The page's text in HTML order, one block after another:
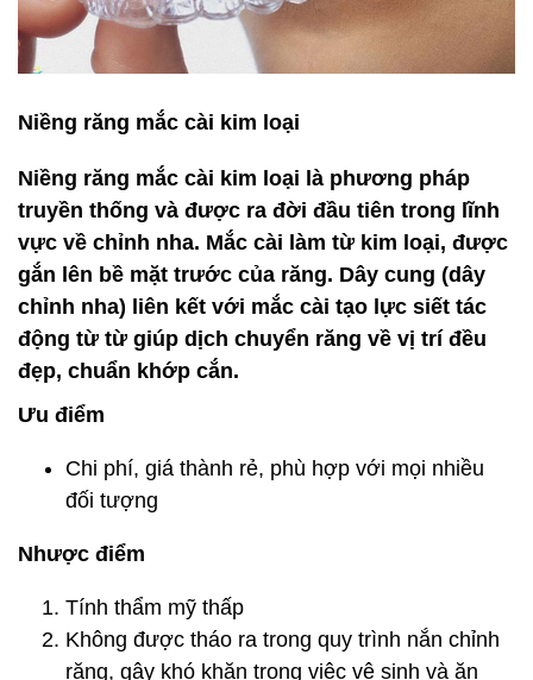
Niềng răng mắc cài kim loại
Niềng răng mắc cài kim loại là phương pháp
truyền thống và được ra đời đầu tiên trong lĩnh
vực về chỉnh nha. Mắc cài làm từ kim loại, được
gắn lên bề mặt trước của răng. Dây cung (dây
chỉnh nha) liên kết với mắc cài tạo lực siết tác
động từ từ giúp dịch chuyển răng về vị trí đều
đẹp, chuẩn khớp cắn.
Ưu điểm
Chi phí, giá thành rẻ, phù hợp với mọi nhiều
đối tượng
Nhược điểm
Tính thẩm mỹ thấp
Không được tháo ra trong quy trình nắn chỉnh
răng, gây khó khăn trong việc vệ sinh và ăn